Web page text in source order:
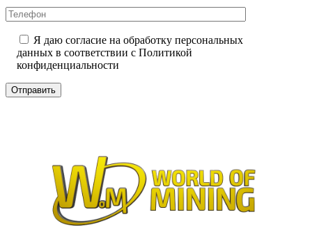
Я даю согласие на обработку персональных
данных в соответствии с Политикой
конфиденциальности